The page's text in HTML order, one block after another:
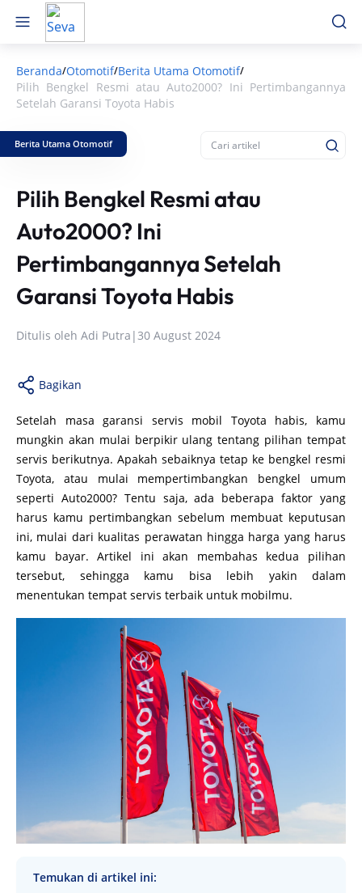
Beranda/Otomotif/Berita Utama Otomotif/
Pilih Bengkel Resmi atau Auto2000? Ini Pertimbangannya
Setelah Garansi Toyota Habis
Berita Utama Otomotif
Pilih Bengkel Resmi atau
Auto2000? Ini
Pertimbangannya Setelah
Garansi Toyota Habis
Ditulis oleh Adi Putra |30 August 2024
Bagikan
Setelah masa garansi servis mobil Toyota habis, kamu
mungkin akan mulai berpikir ulang tentang pilihan tempat
servis berikutnya. Apakah sebaiknya tetap ke bengkel resmi
Toyota, atau mulai mempertimbangkan bengkel umum
seperti Auto2000? Tentu saja, ada beberapa faktor yang
harus kamu pertimbangkan sebelum membuat keputusan
ini, mulai dari kualitas perawatan hingga harga yang harus
kamu bayar. Artikel ini akan membahas kedua pilihan
tersebut, sehingga kamu bisa lebih yakin dalam
menentukan tempat servis terbaik untuk mobilmu.
Temukan di artikel ini: